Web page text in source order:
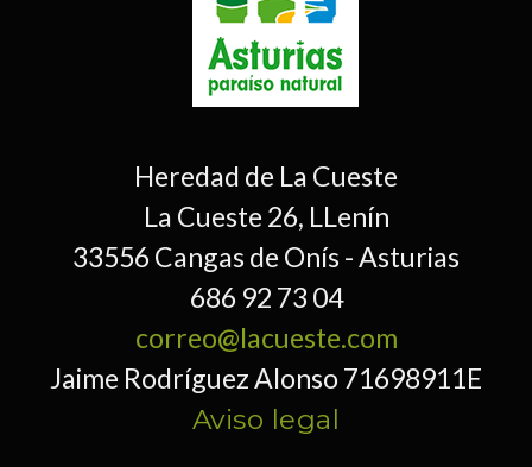
Heredad de La Cueste
La Cueste 26, LLenín
33556 Cangas de Onís - Asturias
686 92 73 04
correo@lacueste.com
Jaime Rodríguez Alonso 71698911E
Aviso legal